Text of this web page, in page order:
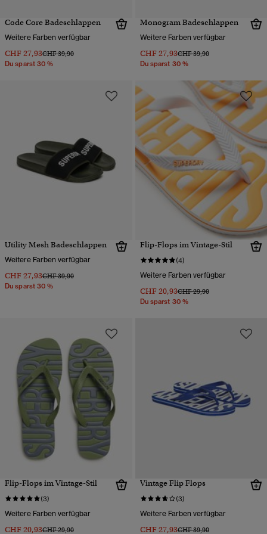
Code Core Badeschlappen
Weitere Farben verfügbar
CHF 27,93Preis wurde reduziert von
CHF 39,90bis
Du sparst 30 %
Monogram Badeschlappen
Weitere Farben verfügbar
CHF 27,93Preis wurde reduziert von
CHF 39,90bis
Du sparst 30 %
Utility Mesh Badeschlappen
Weitere Farben verfügbar
CHF 27,93Preis wurde reduziert von
CHF 39,90bis
Du sparst 30 %
Flip-Flops im Vintage-Stil
(4)
Weitere Farben verfügbar
CHF 20,93Preis wurde reduziert von
CHF 29,90bis
Du sparst 30 %
Flip-Flops im Vintage-Stil
(3)
Weitere Farben verfügbar
CHF 20,93Preis wurde reduziert von
CHF 29,90bis
Vintage Flip Flops
(3)
Weitere Farben verfügbar
CHF 27,93Preis wurde reduziert von
CHF 39,90bis